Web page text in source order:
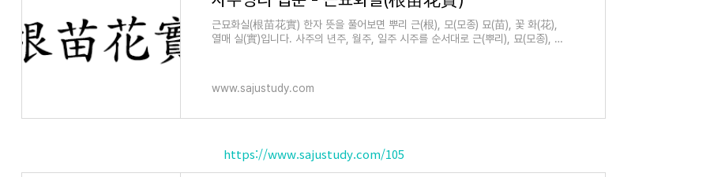
근묘화실(根苗花實) 한자 뜻을 풀어보면 뿌리 근(根), 모(모종) 묘(苗), 꽃 화(花),
열매 실(實)입니다. 사주의 년주, 월주, 일주 시주를 순서대로 근(뿌리), 묘(모종), 화
www.sajustudy.com
https://www.sajustudy.com/105